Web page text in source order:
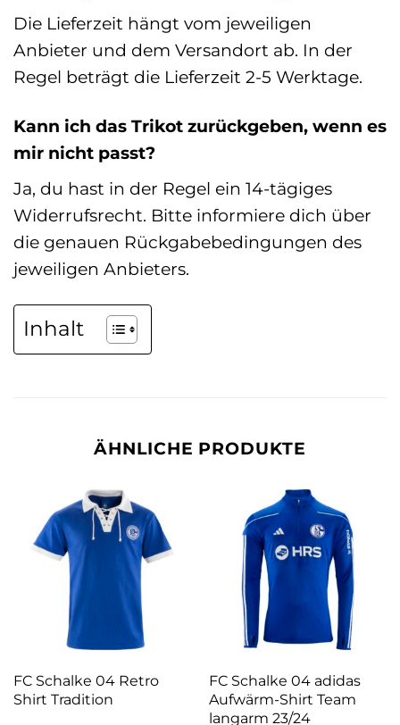
Die Lieferzeit hängt vom jeweiligen
Anbieter und dem Versandort ab. In der
Regel beträgt die Lieferzeit 2-5 Werktage.
Kann ich das Trikot zurückgeben, wenn es
mir nicht passt?
Ja, du hast in der Regel ein 14-tägiges
Widerrufsrecht. Bitte informiere dich über
die genauen Rückgabebedingungen des
jeweiligen Anbieters.
Inhalt
ÄHNLICHE PRODUKTE
FC Schalke 04 Retro
Shirt Tradition
FC Schalke 04 adidas
Aufwärm-Shirt Team
langarm 23/24